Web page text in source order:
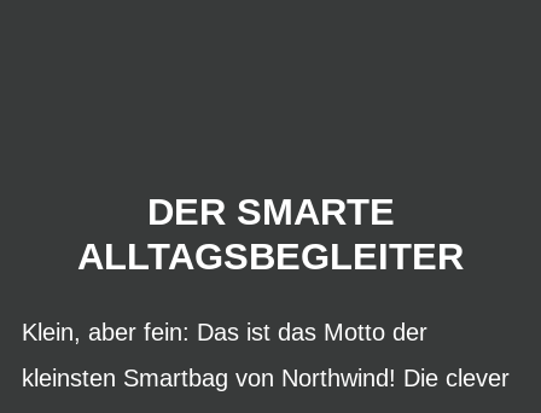
DER SMARTE
ALLTAGSBEGLEITER
Klein, aber fein: Das ist das Motto der
kleinsten Smartbag von Northwind! Die clever